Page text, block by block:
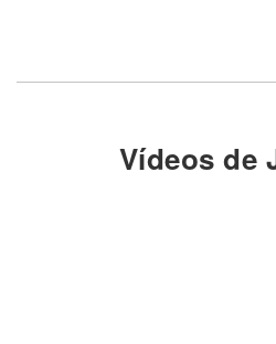
Vídeos de